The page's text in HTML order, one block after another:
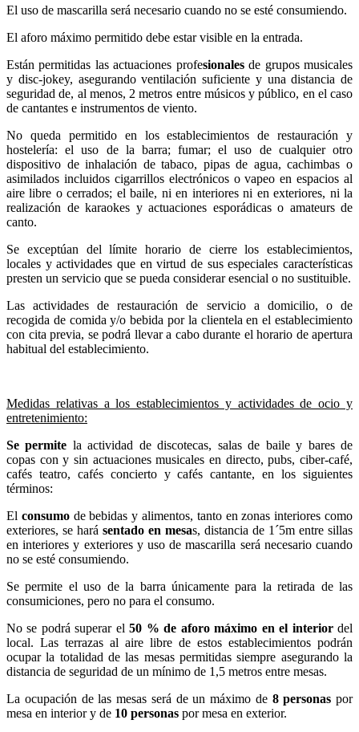
El uso de mascarilla será necesario cuando no se esté consumiendo.
El aforo máximo permitido debe estar visible en la entrada.
Están permitidas las actuaciones profesionalesde grupos musicales
y disc-jokey, asegurando ventilación suficiente y una distancia de
seguridad de, al menos, 2 metros entre músicos y público, en el caso
de cantantes e instrumentos de viento.
No queda permitido en los establecimientos de restauración y
hostelería: el uso de la barra; fumar; el uso de cualquier otro
dispositivo de inhalación de tabaco, pipas de agua, cachimbas o
asimilados incluidos cigarrillos electrónicos o vapeo en espacios al
aire libre o cerrados; el baile, ni en interiores ni en exteriores, ni la
realización de karaokes y actuaciones esporádicas o amateurs de
canto.
Se exceptúan del límite horario de cierre los establecimientos,
locales y actividades que en virtud de sus especiales características
presten un servicio que se pueda considerar esencial o no sustituible.
Las actividades de restauración de servicio a domicilio, o de
recogida de comida y/o bebida por la clientela en el establecimiento
con cita previa, se podrá llevar a cabo durante el horario de apertura
habitual del establecimiento.
Medidas relativas a los establecimientos y actividades de ocio y
entretenimiento:
Se permite la actividad de discotecas, salas de baile y bares de
copas con y sin actuaciones musicales en directo, pubs, ciber-café,
cafés teatro, cafés concierto y cafés cantante, en los siguientes
términos:
El consumode bebidas y alimentos, tanto en zonas interiores como
exteriores, se hará sentado en mesas, distancia de 1´5m entre sillas
en interiores y exteriores y uso de mascarilla será necesario cuando
no se esté consumiendo.
Se permite el uso de la barra únicamente para la retirada de las
consumiciones, pero no para el consumo.
No se podrá superar el50 % de aforo máximo en el interiordel
local. Las terrazas al aire libre de estos establecimientos podrán
ocupar la totalidad de las mesas permitidas siempre asegurando la
distancia de seguridad de un mínimo de 1,5 metros entre mesas.
La ocupación de las mesas será de un máximo de 8 personas por
mesa en interior y de 10 personas por mesa en exterior.